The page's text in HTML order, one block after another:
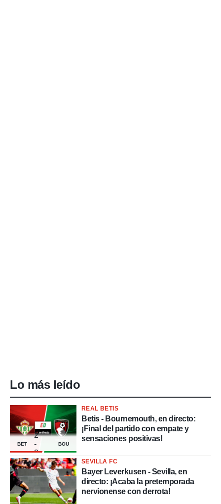
Lo más leído
BET
2
-
2
BOU
REAL BETIS
Betis - Bournemouth, en directo:
¡Final del partido con empate y
sensaciones positivas!
SEVILLA FC
Bayer Leverkusen - Sevilla, en
directo: ¡Acaba la pretemporada
nervionense con derrota!